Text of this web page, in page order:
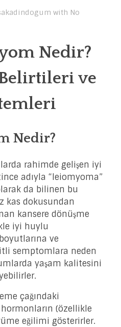
with No
Nedir?
ve
Nedir?
rahimde gelişen iyi
adıyla “leiomyoma”
da bilinen bu
kas dokusundan
kansere dönüşme
iyi huylu
ve
semptomlara neden
yaşam kalitesini
çağındaki
(özellikle
eğilimi gösterirler.